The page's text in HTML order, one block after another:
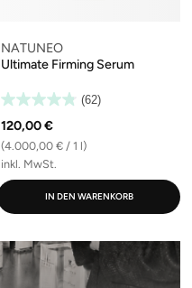
NATUNEO
Ultimate Firming Serum
(62)
120,00 €
(4.000,00 € / 1 l)
inkl. MwSt.
IN DEN WARENKORB